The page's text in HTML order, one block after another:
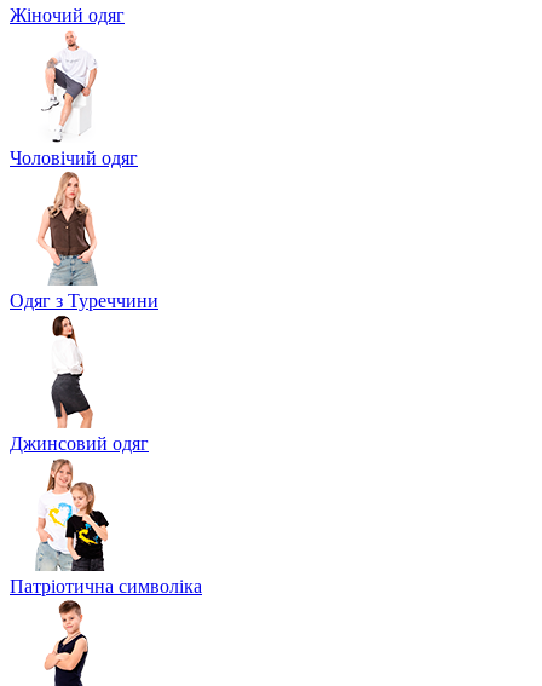
Жіночий одяг
Чоловічий одяг
Одяг з Туреччини
Джинсовий одяг
Патріотична символіка